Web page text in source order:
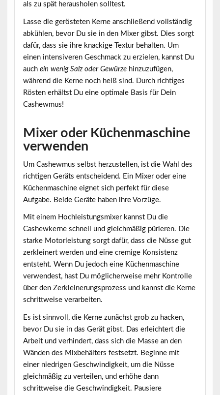
als zu spät herausholen solltest.
Lasse die gerösteten Kerne anschließend vollständig
abkühlen, bevor Du sie in den Mixer gibst. Dies sorgt
dafür, dass sie ihre knackige Textur behalten. Um
einen intensiveren Geschmack zu erzielen, kannst Du
auch ein wenig Salz oder Gewürzehinzuzufügen,
während die Kerne noch heiß sind. Durch richtiges
Rösten erhältst Du eine optimale Basis für Dein
Cashewmus!
Mixer oder Küchenmaschine
verwenden
Um Cashewmus selbst herzustellen, ist die Wahl des
richtigen Geräts entscheidend. Ein Mixer oder eine
Küchenmaschine eignet sich perfekt für diese
Aufgabe. Beide Geräte haben ihre Vorzüge.
Mit einem Hochleistungsmixer kannst Du die
Cashewkerne schnell und gleichmäßig pürieren. Die
starke Motorleistung sorgt dafür, dass die Nüsse gut
zerkleinert werden und eine cremige Konsistenz
entsteht. Wenn Du jedoch eine Küchenmaschine
verwendest, hast Du möglicherweise mehr Kontrolle
über den Zerkleinerungsprozess und kannst die Kerne
schrittweise verarbeiten.
Es ist sinnvoll, die Kerne zunächst grob zu hacken,
bevor Du sie in das Gerät gibst. Das erleichtert die
Arbeit und verhindert, dass sich die Masse an den
Wänden des Mixbehälters festsetzt. Beginne mit
einer niedrigen Geschwindigkeit, um die Nüsse
gleichmäßig zu verteilen, und erhöhe dann
schrittweise die Geschwindigkeit. Pausiere